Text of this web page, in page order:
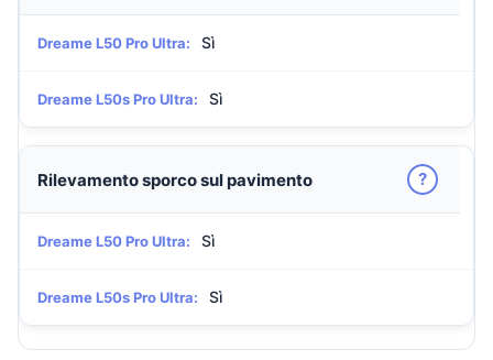
Dreame L50 Pro Ultra: Sì
Dreame L50s Pro Ultra: Sì
Rilevamento sporco sul pavimento ?
Dreame L50 Pro Ultra: Sì
Dreame L50s Pro Ultra: Sì